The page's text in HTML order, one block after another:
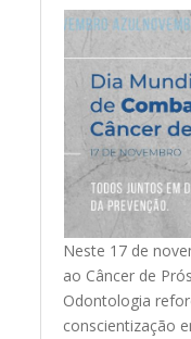
Neste 17 de
ao Câncer de
Odontologia
conscientização